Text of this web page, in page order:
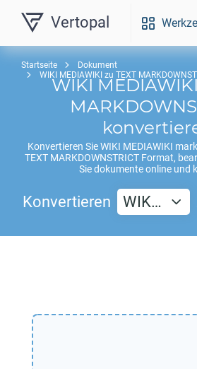
Vertopal
Startseite
Dokument
WIKI MEDIAWIKI zu TEXT
WIKI
Konvertieren SieWIKI MEDIAWIKI
TEXT MARKDOWNSTRICTFormat,
Sie dokumente online und
Konvertieren WIK…